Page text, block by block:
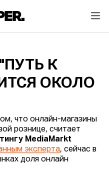
"ПУТЬ К
ОКОЛО
что онлайн-магазины
рознице, считает
MediaMarkt
эксперта, сейчас в
доля онлайн